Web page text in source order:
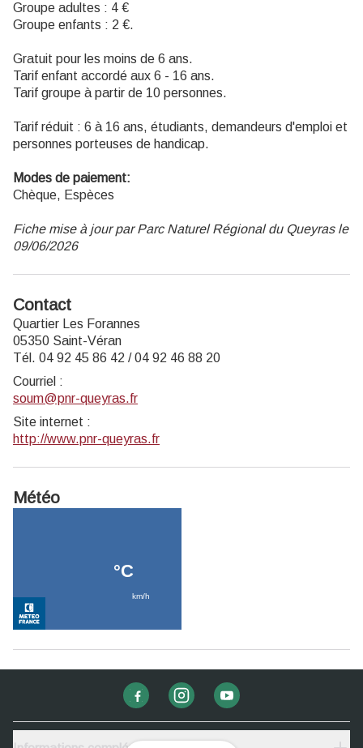
Groupe adultes : 4 €
Groupe enfants : 2 €.
Gratuit pour les moins de 6 ans.
Tarif enfant accordé aux 6 - 16 ans.
Tarif groupe à partir de 10 personnes.
Tarif réduit : 6 à 16 ans, étudiants, demandeurs d'emploi et
personnes porteuses de handicap.
Modes de paiement:
Chèque, Espèces
Fiche mise à jour par Parc Naturel Régional du Queyras le
09/06/2026
Contact
Quartier Les Forannes
05350 Saint-Véran
Tél. 04 92 45 86 42 / 04 92 46 88 20
Courriel :
soum@pnr-queyras.fr
Site internet :
http://www.pnr-queyras.fr
Météo